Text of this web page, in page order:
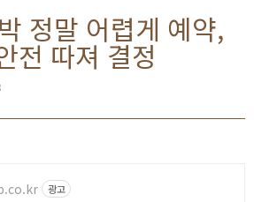
정말 어렵게 예약,
전 따져 결정
광고